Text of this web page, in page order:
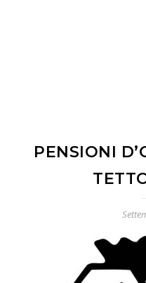
PENSIONI